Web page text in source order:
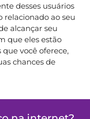
desses usuários
relacionado ao seu
alcançar seu
que eles estão
você oferece,
chances de